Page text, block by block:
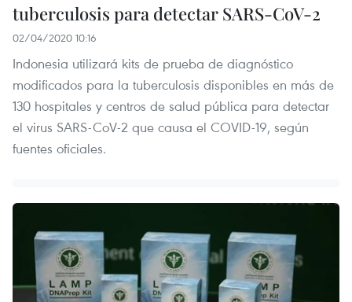
tuberculosis para detectar SARS-CoV-2
02/04/2020 10:16
Indonesia utilizará kits de prueba de diagnóstico
modificados para la tuberculosis disponibles en más de
130 hospitales y centros de salud pública para detectar
el virus SARS-CoV-2 que causa el COVID-19, según
fuentes oficiales.